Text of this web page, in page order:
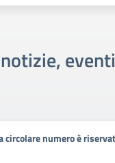
circolare numero è